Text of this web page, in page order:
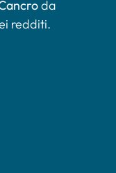
da
redditi.